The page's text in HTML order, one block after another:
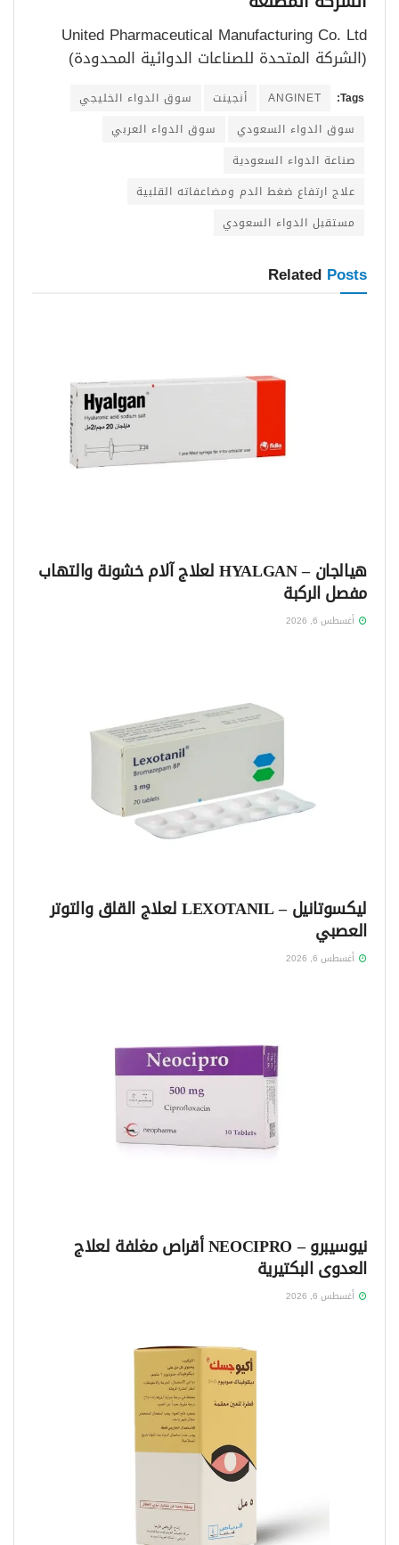
United Pharmaceutical Manufacturing Co. Ltd
(الشركة المتحدة للصناعات الدوائية المحدودة)
Tags:
ANGINET أنجينت
سوق الدواء الخليجي
سوق الدواء السعودي
سوق الدواء العربي
صناعة الدواء السعودية
علاج ارتفاع ضغط الدم ومضاعفاته القلبية
مستقبل الدواء السعودي
Related Posts
هيالجان – HYALGAN لعلاج آلام خشونة والتهاب
مفصل الركبة
أغسطس 6, 2026
ليكسوتانيل – LEXOTANIL لعلاج القلق والتوتر
العصبي
أغسطس 6, 2026
نيوسيبرو – NEOCIPRO أقراص مغلفة لعلاج
العدوى البكتيرية
أغسطس 6, 2026